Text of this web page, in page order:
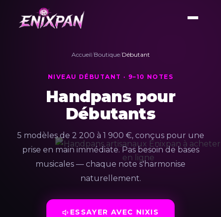
Accueil/Boutique/Débutant
NIVEAU DÉBUTANT · 9–10 NOTES
Handpans pour
Débutants
5 modèles de 2 200 à 1 900 €, conçus pour une
prise en main immédiate. Pas besoin de bases
musicales — chaque note s'harmonise
naturellement.
ESSAYER AVEC NIXIS